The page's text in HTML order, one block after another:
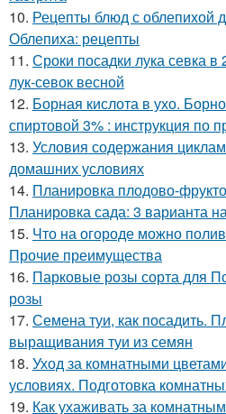
10. Рецепты блюд с облепихой
Облепиха: рецепты
11. Сроки посадки лука севка в
лук-севок весной
12. Борная кислота в ухо.
спиртовой 3% : инструкция по
13. Условия содержания
домашних условиях
14. Планировка плодово-
Планировка сада: 3 варианта
15. Что на огороде можно
Прочие преимущества
16. Парковые розы сорта для
розы
17. Семена туи, как посадить.
выращивания туи из семян
18. Уход за комнатными
условиях. Подготовка
19. Как ухаживать за